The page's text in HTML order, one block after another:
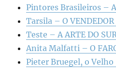
Pintores Brasileiros –
Tarsila – O VENDEDOR
Teste – A ARTE DO
Anita Malfatti – O
Pieter Bruegel, o Velho